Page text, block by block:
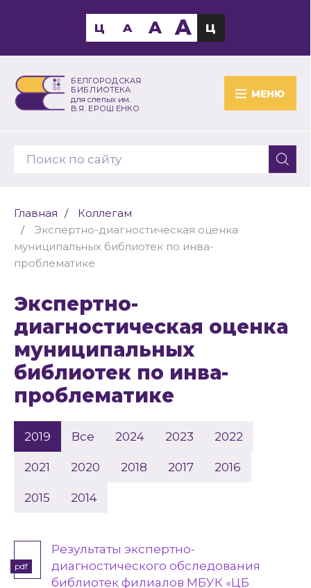
БЕЛГОРОДСКАЯ
БИБЛИОТЕКА
для слепых им.
В.Я. ЕРОШЕНКО
МЕНЮ
Ц A A A Ц
Главная
Коллегам
Экспертно-диагностическая оценка
муниципальных библиотек по инва-
проблематике
Экспертно-
диагностическая оценка
муниципальных
библиотек по инва-
проблематике
Все 2024 2023 2022
2021 2020
2019
2018 2017 2016
2015 2014
pdf
Результаты экспертно-
диагностического обследования
библиотек филиалов МБУК «ЦБ